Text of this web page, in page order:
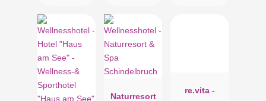
Naturresort
re.vita -